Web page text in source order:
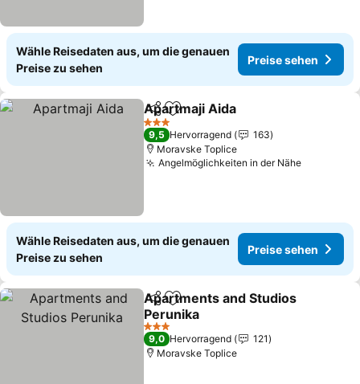
Wähle Reisedaten aus, um die genauen
Preise zu sehen
Preise sehen
TeilenZu Favoriten hinzufügen
Apartmaji Aida
3 Sterne
9,5 Hervorragend
163
Moravske Toplice
Angelmöglichkeiten in der NähePreise
Wähle Reisedaten aus, um die genauen
Preise zu sehen
Preise sehen
TeilenZu Favoriten hinzufügen
Apartments and Studios
Perunika
Preise sehen
3 Sterne
9,0 Hervorragend
121
Moravske Toplice